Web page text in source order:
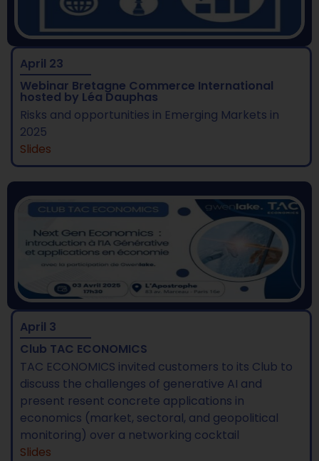
April 23
Webinar Bretagne Commerce International
hosted by Léa Dauphas
Risks and opportunities in Emerging Markets in
2025
Slides
April 3
Club TAC ECONOMICS
TAC ECONOMICS invited customers to its Club to
discuss the challenges of generative AI and
present resent concrete applications in
economics (market, sectoral, and geopolitical
monitoring) over a networking cocktail
Slides